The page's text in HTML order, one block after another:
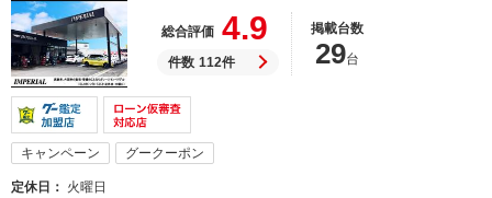
総合評価 4.9
件数 112件
掲載台数
29台
キャンペーン グークーポン
定休日
火曜日